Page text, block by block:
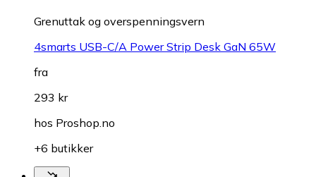
Grenuttak og overspenningsvern
4smarts USB-C/A Power Strip Desk GaN 65W
fra
293 kr
hos Proshop.no
+6 butikker